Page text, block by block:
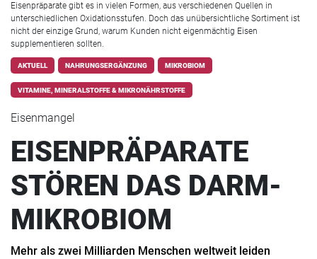
Eisenpräparate gibt es in vielen Formen, aus verschiedenen Quellen in
unterschiedlichen Oxidationsstufen. Doch das unübersichtliche Sortiment ist
nicht der einzige Grund, warum Kunden nicht eigenmächtig Eisen
supplementieren sollten.
AKTUELL NAHRUNGSERGÄNZUNG MIKROBIOM
VITAMINE, MINERALSTOFFE & MIKRONÄHRSTOFFE
Eisenmangel
EISENPRÄPARATE
STÖREN DAS DARM-
MIKROBIOM
Mehr als zwei Milliarden Menschen weltweit leiden